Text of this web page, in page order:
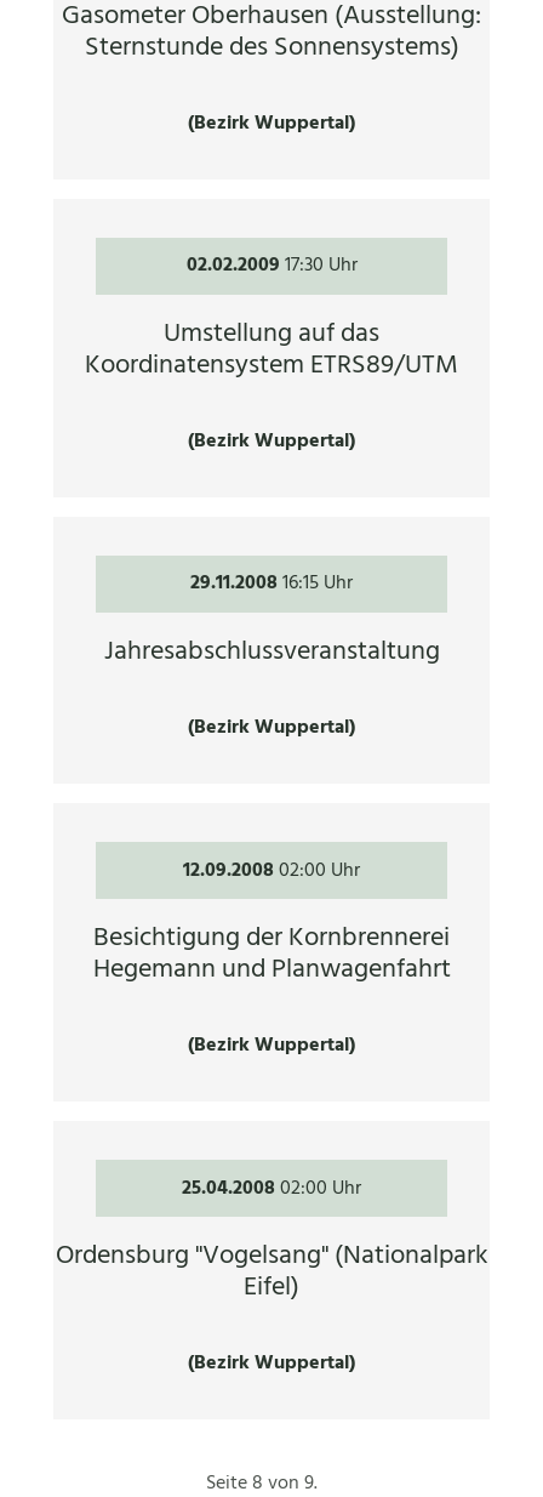
Gasometer Oberhausen (Ausstellung:
Sternstunde des Sonnensystems)
(Bezirk Wuppertal)
02.02.200917:30 Uhr
Umstellung auf das
Koordinatensystem ETRS89/UTM
(Bezirk Wuppertal)
29.11.200816:15 Uhr
Jahresabschlussveranstaltung
(Bezirk Wuppertal)
12.09.200802:00 Uhr
Besichtigung der Kornbrennerei
Hegemann und Planwagenfahrt
(Bezirk Wuppertal)
25.04.200802:00 Uhr
Ordensburg "Vogelsang" (Nationalpark
Eifel)
(Bezirk Wuppertal)
Seite 8 von 9.